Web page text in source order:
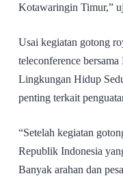
Kotawaringin Timur,”
Usai kegiatan gotong
teleconference
Lingkungan Hidup
penting terkait
“Setelah kegiatan
Republik Indonesia
Banyak arahan dan